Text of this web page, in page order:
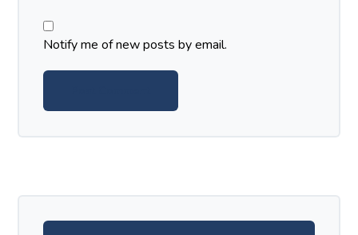
Notify me of new posts by email.